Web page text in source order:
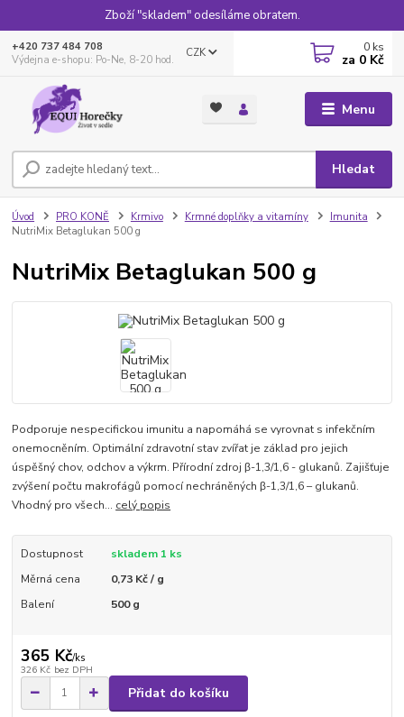
Zboží "skladem" odesíláme obratem.
Menu
CZK
Hledat
+420 737 484 708
Výdejna e-shopu: Po-Ne, 8-20 hod.
0 ks
za 0 Kč
Úvod PRO KONĚ Krmivo Krmné doplňky a vitamíny
Imunita
NutriMix Betaglukan 500 g
NutriMix Betaglukan 500 g
Podporuje nespecifickou imunitu a napomáhá se vyrovnat s infekčním
onemocněním. Optimální zdravotní stav zvířat je základ pro jejich
úspěšný chov, odchov a výkrm. Přírodní zdroj β-1,3/1,6 - glukanů. Zajišťuje
zvýšení počtu makrofágů pomocí nechráněných β-1,3/1,6 – glukanů.
Vhodný pro všech... celý popis
Dostupnost
skladem 1 ks
Měrná cena
0,73 Kč / g
Balení
500 g
365 Kč/ks
326 Kč bez DPH
Přidat do košíku